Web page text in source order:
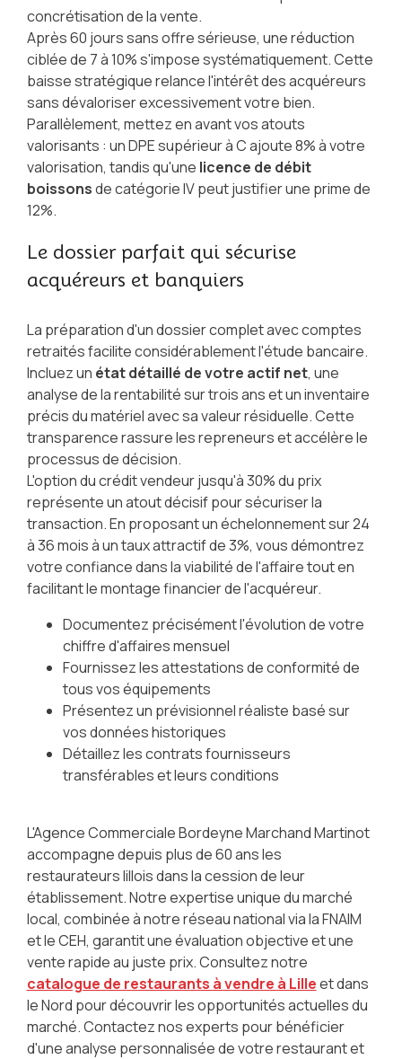
concrétisation de la vente.
Après 60 jours sans offre sérieuse, une réduction
ciblée de 7 à 10% s'impose systématiquement. Cette
baisse stratégique relance l'intérêt des acquéreurs
sans dévaloriser excessivement votre bien.
Parallèlement, mettez en avant vos atouts
valorisants : un DPE supérieur à C ajoute 8% à votre
valorisation, tandis qu'une licence de débit
boissonsde catégorie IV peut justifier une prime de
12%.
Le dossier parfait qui sécurise
acquéreurs et banquiers
La préparation d'un dossier complet avec comptes
retraités facilite considérablement l'étude bancaire.
Incluez un état détaillé de votre actif net, une
analyse de la rentabilité sur trois ans et un inventaire
précis du matériel avec sa valeur résiduelle. Cette
transparence rassure les repreneurs et accélère le
processus de décision.
L'option du crédit vendeur jusqu'à 30% du prix
représente un atout décisif pour sécuriser la
transaction. En proposant un échelonnement sur 24
à 36 mois à un taux attractif de 3%, vous démontrez
votre confiance dans la viabilité de l'affaire tout en
facilitant le montage financier de l'acquéreur.
Documentez précisément l'évolution de votre
chiffre d'affaires mensuel
Fournissez les attestations de conformité de
tous vos équipements
Présentez un prévisionnel réaliste basé sur
vos données historiques
Détaillez les contrats fournisseurs
transférables et leurs conditions
L'Agence Commerciale Bordeyne Marchand Martinot
accompagne depuis plus de 60 ans les
restaurateurs lillois dans la cession de leur
établissement. Notre expertise unique du marché
local, combinée à notre réseau national via la FNAIM
et le CEH, garantit une évaluation objective et une
vente rapide au juste prix. Consultez notre
catalogue de restaurants à vendre à Lilleet dans
le Nord pour découvrir les opportunités actuelles du
marché. Contactez nos experts pour bénéficier
d'une analyse personnalisée de votre restaurant et